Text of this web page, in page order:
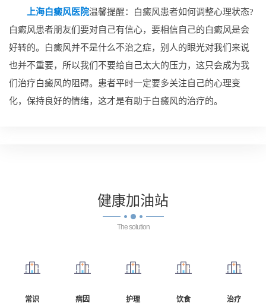
上海白癜风医院温馨提醒：白癜风患者如何调整心理状态?
白癜风患者朋友们要对自己有信心，要相信自己的白癜风是会
好转的。白癜风并不是什么不治之症，别人的眼光对我们来说
也并不重要，所以我们不要给自己太大的压力，这只会成为我
们治疗白癜风的阻碍。患者平时一定要多关注自己的心理变
化，保持良好的情绪，这才是有助于白癜风的治疗的。
健康加油站
The solution
常识 病因 护理 饮食 治疗